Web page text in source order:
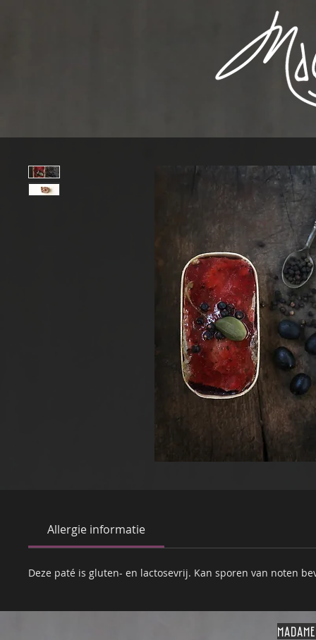
Allergie informatie
Deze paté is gluten- en lactosevrij. Kan sporen van noten